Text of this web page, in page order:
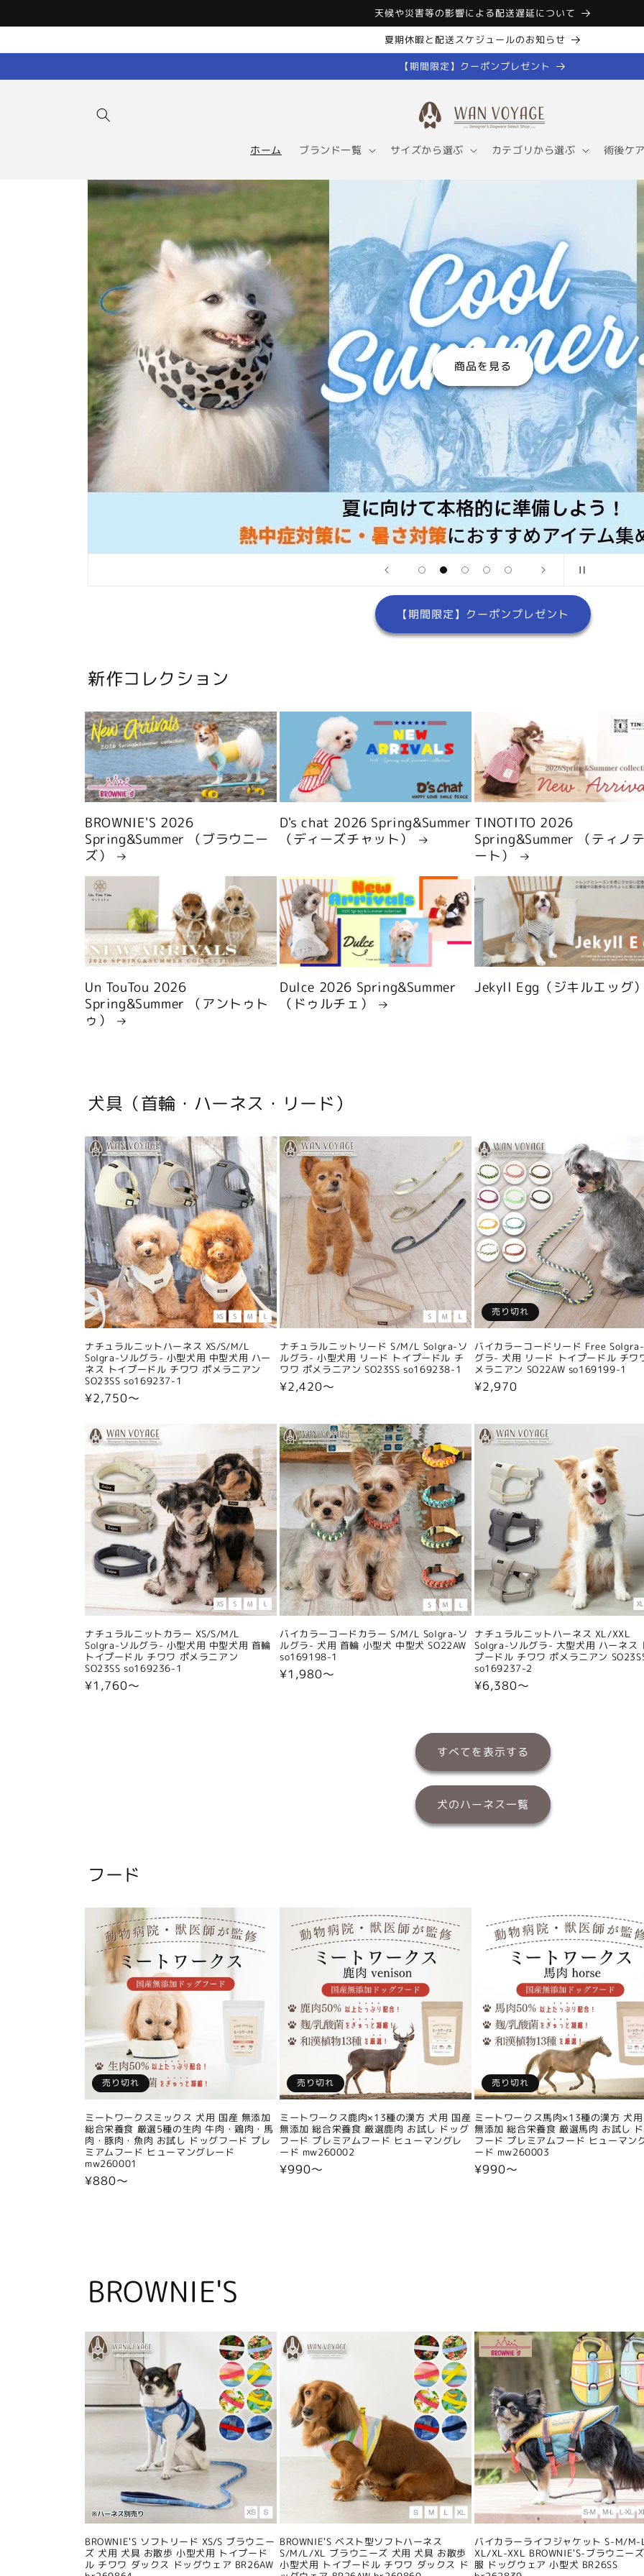
ツに進む
天候や災害等の影響による配送遅延について
夏期休暇と配送スケジュールのお知らせ
【期間限定】クーポンプレゼント
ホーム ブランド一覧 サイズから選ぶ カテゴリから選ぶ 術後ケ
商品を見る
【期間限定】クーポンプレゼント
新作コレクション
BROWNIE'S 2026
Spring&Summer （ブラウニー
ズ）
D's chat 2026 Spring&Summer
（ディーズチャット）
TINOTITO 2026
Spring&Summer （ティノ
ート）
Un TouTou 2026
Spring&Summer （アントゥト
ゥ）
Dulce 2026 Spring&Summer
（ドゥルチェ）
Jekyll Egg（ジキルエッグ
犬具（首輪・ハーネス・リード）
ナチュラルニットハーネス XS/S/M/L
Solgra-ソルグラ- 小型犬用 中型犬用 ハー
ネス トイプードル チワワ ポメラニアン
SO23SS so169237-1
通
価
格
¥2,750〜
ナチュラルニットリード S/M/L Solgra-ソ
ルグラ- 小型犬用 リード トイプードル チ
ワワ ポメラニアン SO23SS so169238-1
通
格
¥2,420〜
売り切れ
バイカラーコードリード Free
グラ- 犬用 リード トイプードル チワ
メラニアン SO22AW so169199-1
通
格
¥2,970
ナチュラルニットカラー XS/S/M/L
Solgra-ソルグラ- 小型犬用 中型犬用 首輪
トイプードル チワワ ポメラニアン
SO23SS so169236-1
通
¥1,760〜
バイカラーコードカラー S/M/L Solgra-ソ
ルグラ- 犬用 首輪 小型犬 中型犬 SO22AW
so169198-1
通
¥1,980〜
ナチュラルニットハーネス XL/XXL
Solgra-ソルグラ- 大型犬用 ハーネス
プードル チワワ ポメラニアン
so169237-2
通
格
¥6,380〜
すべてを表示する
犬のハーネス一覧
フード
売り切れ
ミートワークスミックス 犬用 国産 無添加
総合栄養食 厳選5種の生肉 牛肉・鶏肉・馬
肉・豚肉・魚肉 お試し ドッグフード プレ
ミアムフード ヒューマングレード
mw260001
通
¥880〜
売り切れ
ミートワークス鹿肉×13種の漢方 犬用 国産
無添加 総合栄養食 厳選鹿肉 お試し ドッグ
フード プレミアムフード ヒューマングレ
ード mw260002
通
¥990〜
売り切れ
ミートワークス馬肉×13種の漢方 犬
無添加 総合栄養食 厳選馬肉 お試し
フード プレミアムフード ヒューマン
ード mw260003
通
¥990〜
BROWNIE'S
BROWNIE'S ソフトリード XS/S ブラウニー
ズ 犬用 犬具 お散歩 小型犬用 トイプード
ル チワワ ダックス ドッグウェア BR26AW
BROWNIE'S ベスト型ソフトハーネス
S/M/L/XL ブラウニーズ 犬用 犬具 お散歩
小型犬用 トイプードル チワワ ダックス ド
バイカラーライフジャケット S-M/
XL/XL-XXL BROWNIE'S-ブラウニー
服 ドッグウェア 小型犬 BR26SS